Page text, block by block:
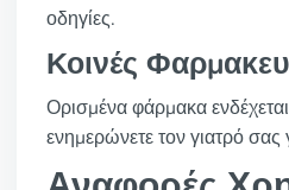
οδηγίες.
Κοινές
Ορισμένα φάρμακα
ενημερώνετε τον γιατρό